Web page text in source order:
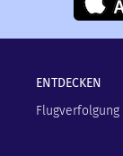
ENTDECKEN
Flugverfolgung